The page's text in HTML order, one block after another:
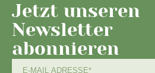
Jetzt unseren
Newsletter
abonnieren